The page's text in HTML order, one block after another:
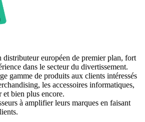
européen de premier plan, fort
dans le secteur du divertissement.
gamme de produits aux clients intéressés
les accessoires informatiques,
et bien plus encore.
à amplifier leurs marques en faisant